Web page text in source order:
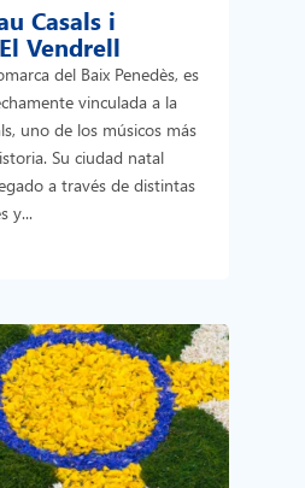
Casals i
Vendrell
del Baix Penedès, es
vinculada a la
uno de los músicos más
Su ciudad natal
a través de distintas
y...